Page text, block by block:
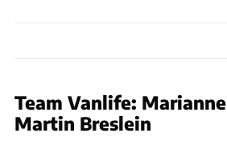
Team Vanlife:
Martin Breslein